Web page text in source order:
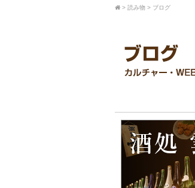
読み物 ブログ